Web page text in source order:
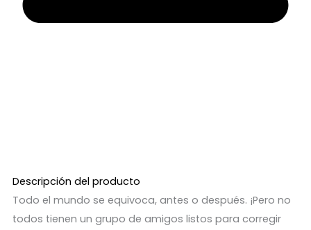
Descripción del producto
Todo el mundo se equivoca, antes o después. ¡Pero no
todos tienen un grupo de amigos listos para corregir